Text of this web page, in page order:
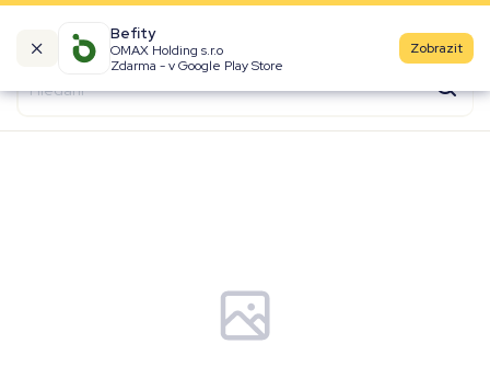
Befity
OMAX Holding s.r.o
Zdarma - v Google Play Store
Zobrazit
Kalorické tabulky